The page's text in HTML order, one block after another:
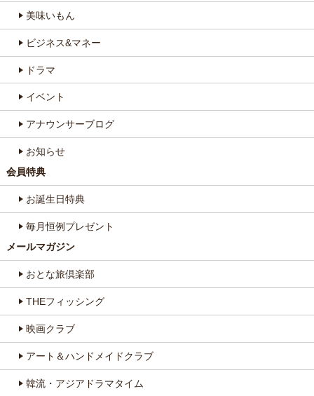
美味いもん
ビジネス&マネー
ドラマ
イベント
アナウンサーブログ
お知らせ
会員特典
お誕生日特典
毎月恒例プレゼント
メールマガジン
おとな旅倶楽部
THEフィッシング
映画クラブ
アート＆ハンドメイドクラブ
韓流・アジアドラマタイム